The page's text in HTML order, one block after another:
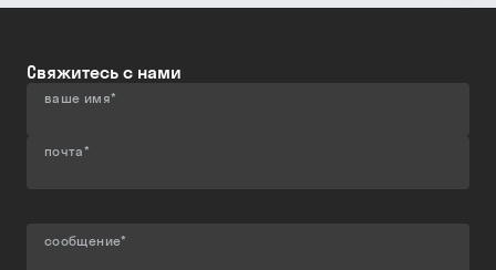
Свяжитесь с нами
ваше имя*
почта*
сообщение*